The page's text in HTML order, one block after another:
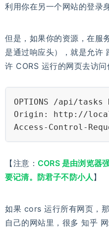
利用你在另一个网站的登录
但是，如果你的资源，在服
是通过响应头），就是允许
许 CORS 运行的网页去访问
OPTIONS /api/tasks
Origin: http://
Access-Control-
【注意： CORS 是由浏览器
要记清。防君子不防小人】
如果 cors 运行所有网页，
自己的网站里，很多 知乎